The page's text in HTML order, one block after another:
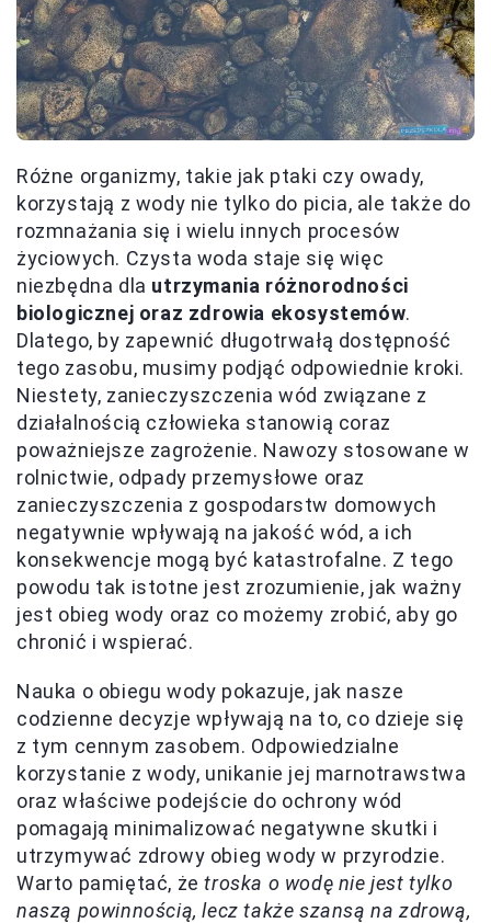
Różne organizmy, takie jak ptaki czy owady,
korzystają z wody nie tylko do picia, ale także do
rozmnażania się i wielu innych procesów
życiowych. Czysta woda staje się więc
niezbędna dla utrzymania różnorodności
biologicznej oraz zdrowia ekosystemów.
Dlatego, by zapewnić długotrwałą dostępność
tego zasobu, musimy podjąć odpowiednie kroki.
Niestety, zanieczyszczenia wód związane z
działalnością człowieka stanowią coraz
poważniejsze zagrożenie. Nawozy stosowane w
rolnictwie, odpady przemysłowe oraz
zanieczyszczenia z gospodarstw domowych
negatywnie wpływają na jakość wód, a ich
konsekwencje mogą być katastrofalne. Z tego
powodu tak istotne jest zrozumienie, jak ważny
jest obieg wody oraz co możemy zrobić, aby go
chronić i wspierać.
Nauka o obiegu wody pokazuje, jak nasze
codzienne decyzje wpływają na to, co dzieje się
z tym cennym zasobem. Odpowiedzialne
korzystanie z wody, unikanie jej marnotrawstwa
oraz właściwe podejście do ochrony wód
pomagają minimalizować negatywne skutki i
utrzymywać zdrowy obieg wody w przyrodzie.
Warto pamiętać, żetroska o wodę nie jest tylko
naszą powinnością, lecz także szansą na zdrową,